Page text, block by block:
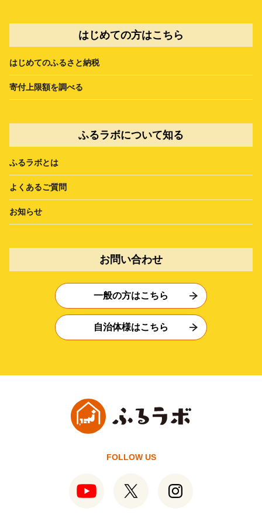
はじめての方はこちら
はじめてのふるさと納税
寄付上限額を調べる
ふるラボについて知る
ふるラボとは
よくあるご質問
お知らせ
お問い合わせ
一般の方はこちら
自治体様はこちら
FOLLOW US